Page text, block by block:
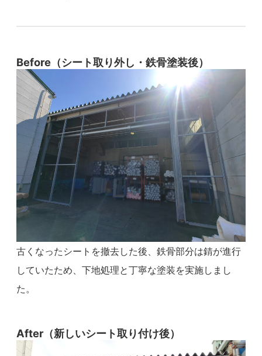
Before（シート取り外し・鉄骨塗装後）
古くなったシートを撤去した後、鉄骨部分は錆が進行
していたため、下地処理と丁寧な塗装を実施しまし
た。
After（新しいシート取り付け後）